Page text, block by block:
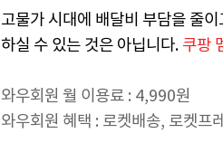
고물가 시대에 배달비 부담을 줄
하실 수 있는 것은 아닙니다. 쿠팡
와우회원 월 이용료 : 4,990원
와우회원 혜택 : 로켓배송, 로켓프